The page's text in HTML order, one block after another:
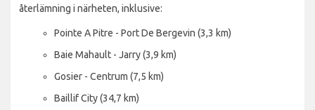
återlämning i närheten, inklusive:
Pointe A Pitre - Port De Bergevin (3,3 km)
Baie Mahault - Jarry (3,9 km)
Gosier - Centrum (7,5 km)
Baillif City (34,7 km)